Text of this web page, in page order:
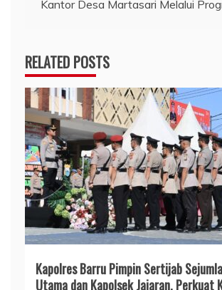
Kantor Desa Martasari Melalui
RELATED POSTS
Kapolres Barru Pimpin Sertijab
Utama dan Kapolsek Jajaran, Perkuat